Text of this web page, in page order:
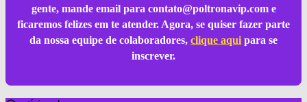
gente, mande email para contato@poltronavip.come
ficaremos felizes em te atender. Agora, se quiser fazer parte
da nossa equipe de colaboradores, clique aqui para se
inscrever.